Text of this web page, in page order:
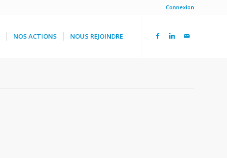
Connexion
NOS ACTIONS NOUS REJOINDRE